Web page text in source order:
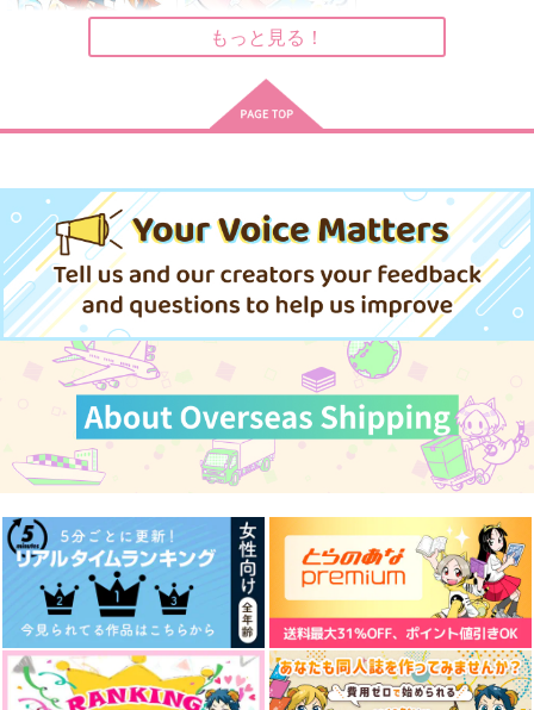
（税込）
馳河ランガ×喜屋武暦
作品詳細
787円（税込）
馳河ランガ×喜屋武暦
サンプル
作品詳細 作品詳細
エピローグは、まだ訪
れない
マヨげそ
787円 （税込）
御手洗暉×真経津晨
サンプル
作品詳細
虎伏プチフレークシー
ル３
低速ギア
（税込）
虎杖悠仁×伏黒恵
サンプル
作品詳細
虎伏プチフレークシー
低速ギア
286円（税込）
虎杖悠仁×伏黒恵
サンプル
作品詳細
別冊express
専売 787円 （税込）
SK∞ エスケーエイト
馳河ランガ×喜屋武暦
サンプル
カート
あったか～い
専売 787円（税込）
馳河ランガ×喜屋武暦
もっと見る！